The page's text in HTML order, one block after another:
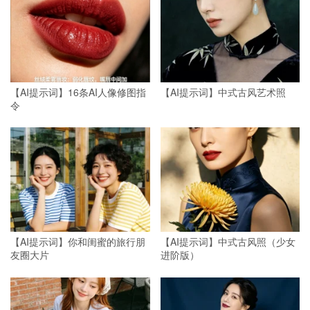
【AI提示词】16条AI人像修图指
令
【AI提示词】中式古风艺术照
【AI提示词】你和闺蜜的旅行朋
友圈大片
【AI提示词】中式古风照（少女
进阶版）